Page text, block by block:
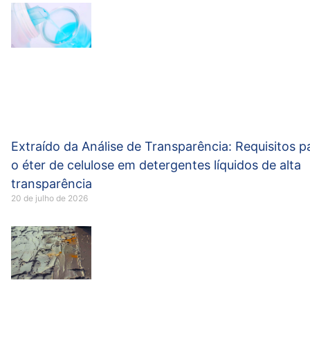
Extraído da Análise de Transparência: Requisitos
o éter de celulose em detergentes líquidos de alta
transparência
20 de julho de 2026